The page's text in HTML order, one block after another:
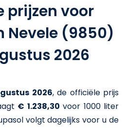
prijzen voor
Nevele (9850)
2026
2026,de officiële prijs
€ 1.238,30 voor 1000 liter
volgt dagelijks voor u de